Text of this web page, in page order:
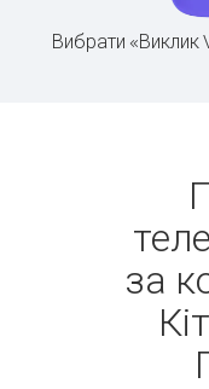
Вибрати «Виклик
за